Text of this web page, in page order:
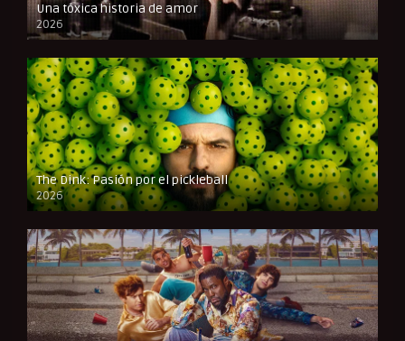
Una tóxica historia de amor
2026
FULL HD
The Dink: Pasión por el pickleball
2026
FULL HD